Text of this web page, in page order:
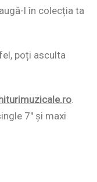
l în colecția ta
poți asculta
.
7″ și maxi